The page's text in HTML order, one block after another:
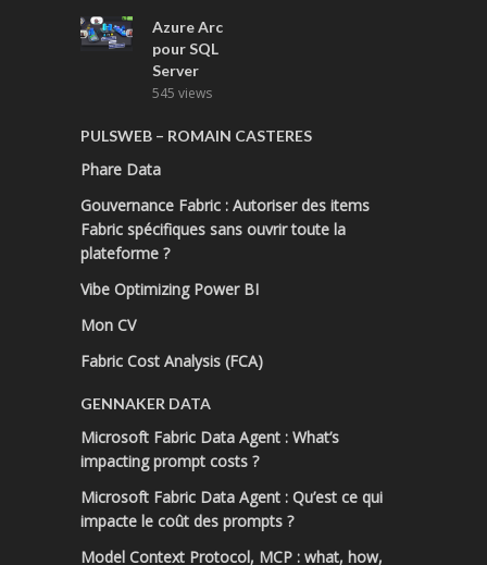
Azure Arc
pour SQL
Server
545 views
PULSWEB – ROMAIN CASTERES
Phare Data
Gouvernance Fabric : Autoriser des items
Fabric spécifiques sans ouvrir toute la
plateforme ?
Vibe Optimizing Power BI
Mon CV
Fabric Cost Analysis (FCA)
GENNAKER DATA
Microsoft Fabric Data Agent : What’s
impacting prompt costs ?
Microsoft Fabric Data Agent : Qu’est ce qui
impacte le coût des prompts ?
Model Context Protocol, MCP : what, how,